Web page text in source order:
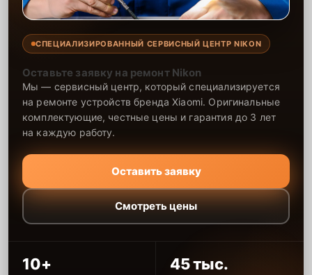
СПЕЦИАЛИЗИРОВАННЫЙ СЕРВИСНЫЙ ЦЕНТР NIKON
Оставьте заявку на ремонт Nikon
Мы — сервисный центр, который специализируется
на ремонте устройств бренда Xiaomi. Оригинальные
комплектующие, честные цены и гарантия до 3 лет
на каждую работу.
Оставить заявку
Смотреть цены
10+ 45 тыс.